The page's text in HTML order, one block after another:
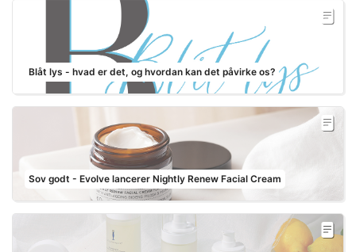
Blåt lys - hvad er det, og hvordan kan det påvirke os?
Sov godt - Evolve lancerer Nightly Renew Facial Cream